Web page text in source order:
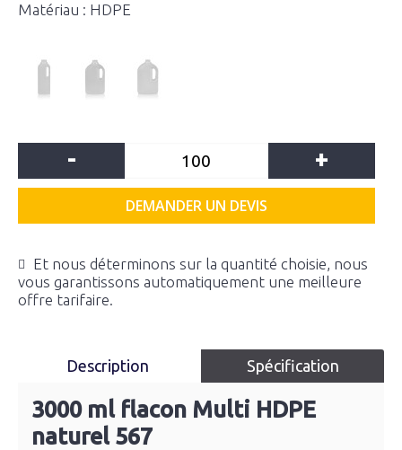
Matériau : HDPE
- +
DEMANDER UN DEVIS
Et nous déterminons sur la quantité choisie, nous
vous garantissons automatiquement une meilleure
offre tarifaire.
Description Spécification
3000 ml flacon Multi HDPE
naturel 567